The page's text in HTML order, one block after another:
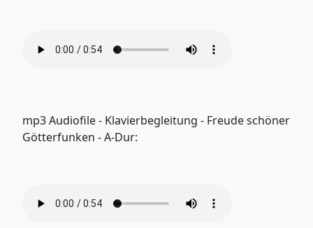
mp3 Audiofile - Klavierbegleitung - Freude schöner
Götterfunken - A-Dur: